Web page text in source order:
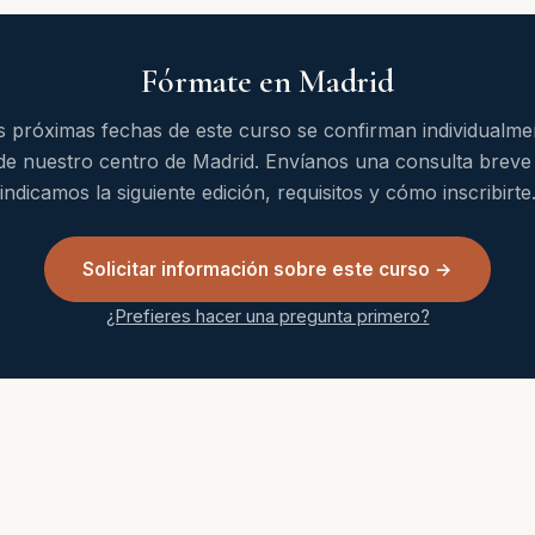
Fórmate en Madrid
próximas fechas de este curso se confirman
nuestro centro de Madrid. Envíanos una consulta
indicamos la siguiente edición, requisitos y cómo inscribirte.
Solicitar información sobre este curso →
¿Prefieres hacer una pregunta primero?